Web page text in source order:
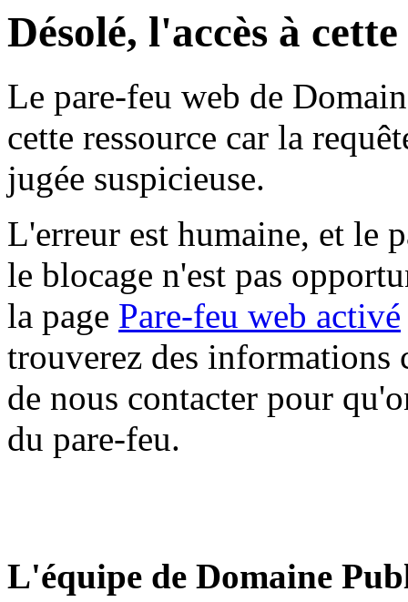
Désolé, l'accès à
Le pare-feu web de
cette ressource car la
jugée suspicieuse.
L'erreur est humaine, et le
le blocage n'est pas
la page Pare-feu web activé
trouverez des informations
de nous contacter pour
du pare-feu.
L'équipe de Domaine